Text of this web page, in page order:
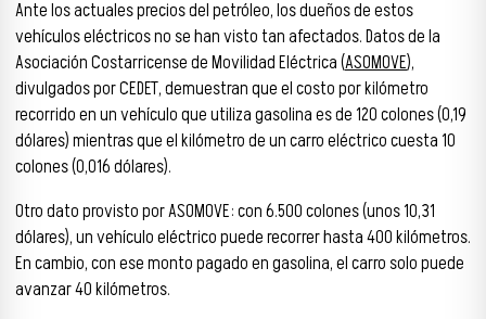
Ante los actuales precios del petróleo, los dueños de estos
vehículos eléctricos no se han visto tan afectados. Datos de la
Asociación Costarricense de Movilidad Eléctrica (ASOMOVE),
divulgados por CEDET, demuestran que el costo por kilómetro
recorrido en un vehículo que utiliza gasolina es de 120 colones (0,19
dólares) mientras que el kilómetro de un carro eléctrico cuesta 10
colones (0,016 dólares).
Otro dato provisto por ASOMOVE: con 6.500 colones (unos 10,31
dólares), un vehículo eléctrico puede recorrer hasta 400 kilómetros.
En cambio, con ese monto pagado en gasolina, el carro solo puede
avanzar 40 kilómetros.